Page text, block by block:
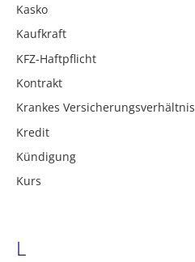
Kasko
Kaufkraft
KFZ-Haftpflicht
Kontrakt
Krankes Versicherungsverhältnis
Kredit
Kündigung
Kurs
L